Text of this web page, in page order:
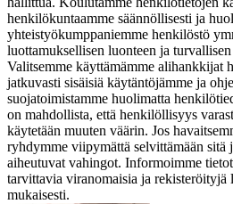
henkilökuntaamme säännöllisesti ja
yhteistyökumppaniemme henkilöstö
luottamuksellisen luonteen ja
Valitsemme käyttämämme alihankkijat
jatkuvasti sisäisiä käytäntöjämme ja
suojatoimistamme huolimatta
on mahdollista, että henkilöllisyys
käytetään muuten väärin. Jos
ryhdymme viipymättä selvittämään sitä
aiheutuvat vahingot. Informoimme
tarvittavia viranomaisia ja rekisteröityjä
mukaisesti.